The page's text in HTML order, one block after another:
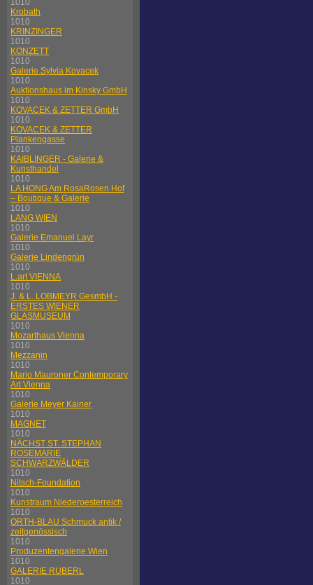
1010
Krobath
1010
KRINZINGER
1010
KONZETT
1010
Galerie Sylvia Kovacek
1010
Auktionshaus im Kinsky GmbH
1010
KOVACEK & ZETTER GmbH
1010
KOVACEK & ZETTER
Plankengasse
1010
KAIBLINGER - Galerie &
Kunsthandel
1010
LA HONG Am RosaRosen Hof
– Boutique & Galerie
1010
LANG WIEN
1010
Galerie Emanuel Layr
1010
Galerie Lindengrün
1010
L.art VIENNA
1010
J. & L. LOBMEYR GesmbH -
ERSTES WIENER
GLASMUSEUM
1010
Mozarthaus Vienna
1010
Mezzanin
1010
Mario Mauroner Contemporary
Art Vienna
1010
Galerie Meyer Kainer
1010
MAGNET
1010
NÄCHST ST. STEPHAN
ROSEMARIE
SCHWARZWÄLDER
1010
Nitsch-Foundation
1010
Kunstraum Niederoesterreich
1010
ORTH-BLAU Schmuck antik /
zeitgenössisch
1010
Produzentengalerie Wien
1010
GALERIE RUBERL
1010